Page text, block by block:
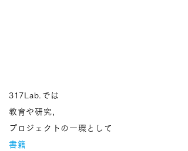
317Lab.では
教育や研究，
プロジェクトの一環として
書籍